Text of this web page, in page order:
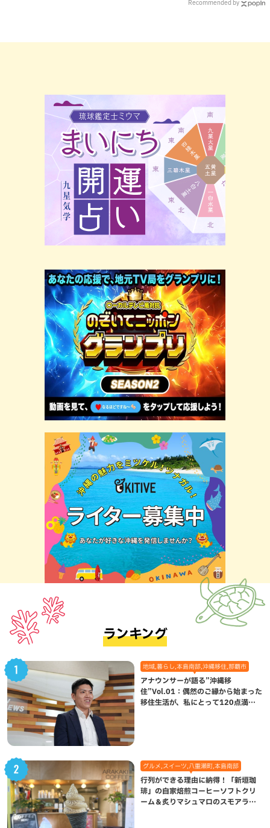
Recommended by
ランキング
地域,暮らし,本島南部,沖縄移住,那覇市
アナウンサーが語る”沖縄移
住”Vol.01：偶然のご縁から始まった
移住生活が、私にとって120点満点
グルメ,スイーツ,八重瀬町,本島南部
行列ができる理由に納得！「新垣珈
琲」の自家焙煎コーヒーソフトクリ
ーム＆炙りマシュマロのスモアラテ